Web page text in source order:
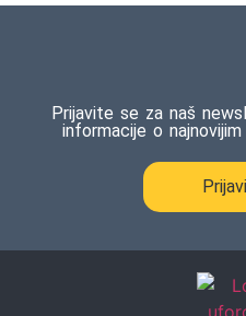
ocene
Prijavite se za naš
informacije o